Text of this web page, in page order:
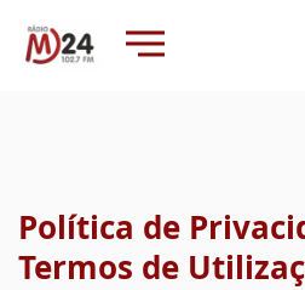
Política de
Termos de